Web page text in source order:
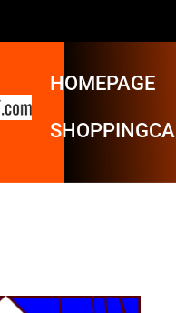
HOMEPAGE